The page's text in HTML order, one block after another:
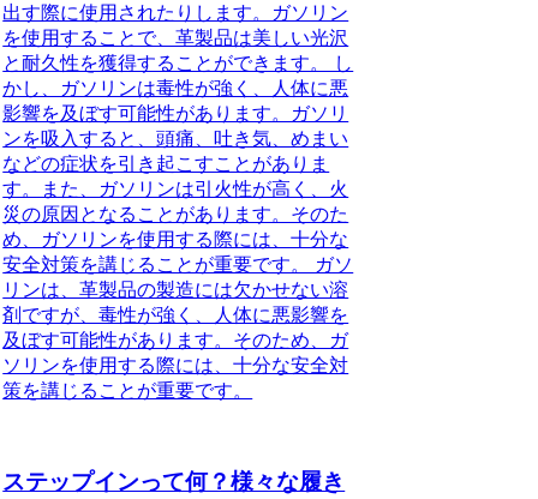
出す際に使用されたりします。ガソリン
を使用することで、革製品は美しい光沢
と耐久性を獲得することができます。 し
かし、ガソリンは毒性が強く、人体に悪
影響を及ぼす可能性があります。ガソリ
ンを吸入すると、頭痛、吐き気、めまい
などの症状を引き起こすことがありま
す。また、ガソリンは引火性が高く、火
災の原因となることがあります。そのた
め、ガソリンを使用する際には、十分な
安全対策を講じることが重要です。 ガソ
リンは、革製品の製造には欠かせない溶
剤ですが、毒性が強く、人体に悪影響を
及ぼす可能性があります。そのため、ガ
ソリンを使用する際には、十分な安全対
策を講じることが重要です。
ステップインって何？様々な履き